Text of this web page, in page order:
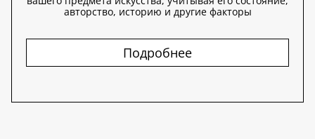
авторство, историю и другие факторы
Подробнее